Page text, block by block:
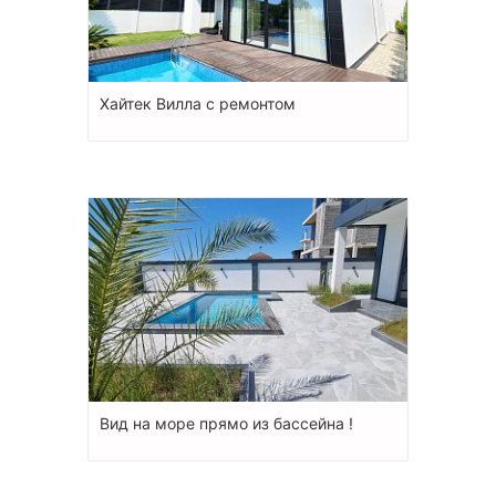
Хайтек Вилла с ремонтом
Вид на море прямо из бассейна !